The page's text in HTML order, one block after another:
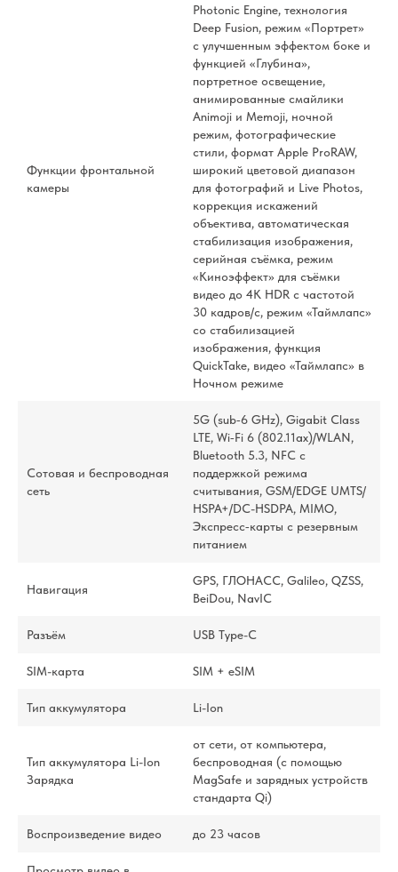
Функции фронтальной
камеры
Photonic Engine, технология
Deep Fusion, режим «Портрет»
с улучшенным эффектом боке и
функцией «Глубина»,
портретное освещение,
анимированные смайлики
Animoji и Memoji, ночной
режим, фотографические
стили, формат Apple ProRAW,
широкий цветовой диапазон
для фотографий и Live Photos,
коррекция искажений
объектива, автоматическая
стабилизация изображения,
серийная съëмка, режим
«Киноэффект» для съёмки
видео до 4K HDR с частотой
30 кадров/с, режим «Таймлапс»
со стабилизацией
изображения, функция
QuickTake, видео «Таймлапс» в
Ночном режиме
Сотовая и беспроводная
сеть
5G (sub‑6 GHz), Gigabit Class
LTE, Wi‑Fi 6 (802.11ax)/WLAN,
Bluetooth 5.3, NFC с
поддержкой режима
считывания, GSM/EDGE UMTS/​
HSPA+/​DC-HSDPA, MIMO,
Экспресс‑карты с резервным
питанием
Навигация
GPS, ГЛОНАСС, Galileo, QZSS,
BeiDou, NavIC
Разъём USB Type-C
SIM-карта SIM + eSIM
Тип аккумулятора Li-Ion
Тип аккумулятора Li-Ion
Зарядка
от сети, от компьютера,
беспроводная (с помощью
MagSafe и зарядных устройств
стандарта Qi)
Воспроизведение видео до 23 часов